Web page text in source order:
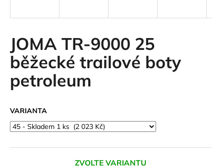
JOMA TR-9000 25
běžecké trailové boty
petroleum
VARIANTA
ZVOLTE VARIANTU
í
t
?